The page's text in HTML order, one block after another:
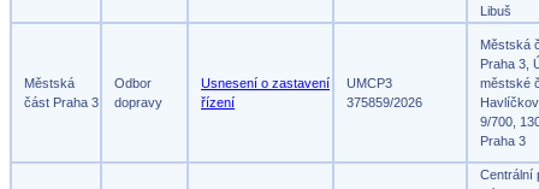
Libuš
Městská
část Praha 3
Odbor
dopravy
Usnesení o zastavení
řízení
UMCP3
375859/2026
Městská
Praha 3,
městské
9/700,
Praha 3
Centrální